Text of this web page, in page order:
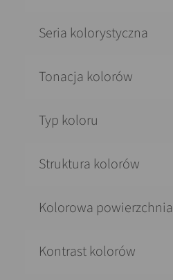
Seria kolorystyczna
Tonacja kolorów
Typ koloru
Struktura kolorów
Kolorowa powierzchnia
Kontrast kolorów